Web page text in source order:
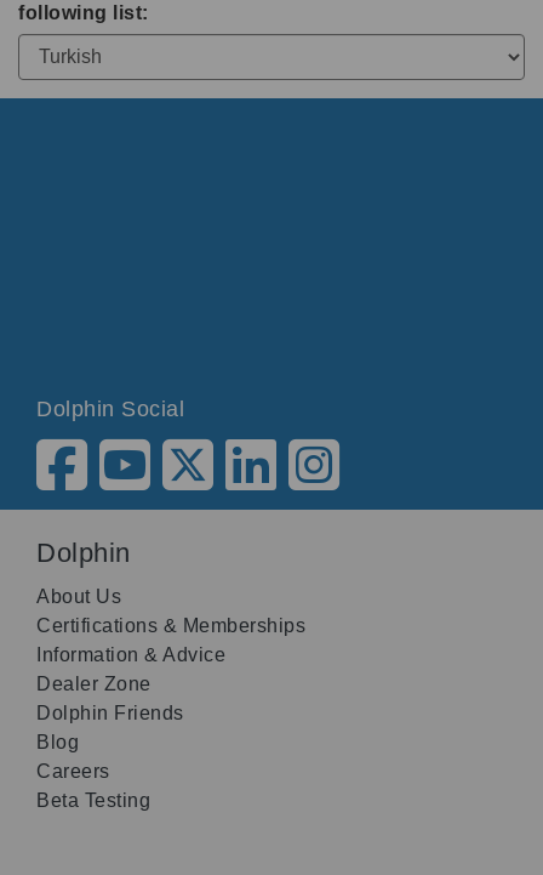
following list:
Dolphin Social
Dolphin
About Us
Certifications & Memberships
Information & Advice
Dealer Zone
Dolphin Friends
Blog
Careers
Beta Testing